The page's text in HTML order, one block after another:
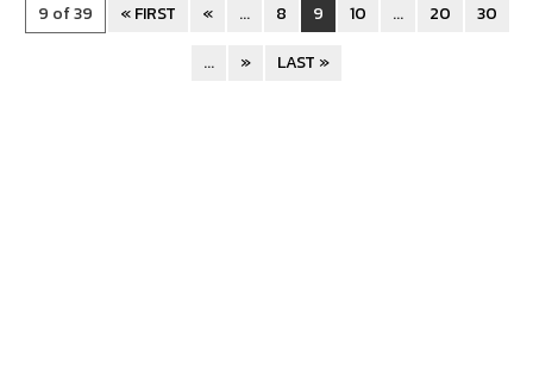
9 of 39 « FIRST « ... 8 9 10 ... 20
30
...
» LAST »